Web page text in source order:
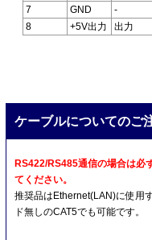
7
GND
-
8
+5V出力 出力
ケーブルについてのご
RS422/RS485通信の場合は必
てください。
推奨品はEthernet(LAN)に使用
ド無しのCAT5でも可能です。